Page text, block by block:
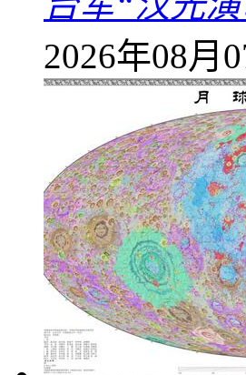
2026年08月